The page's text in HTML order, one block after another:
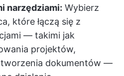
narzędziami: Wybierz
które łączą się z
— takimi jak
projektów,
dokumentów —